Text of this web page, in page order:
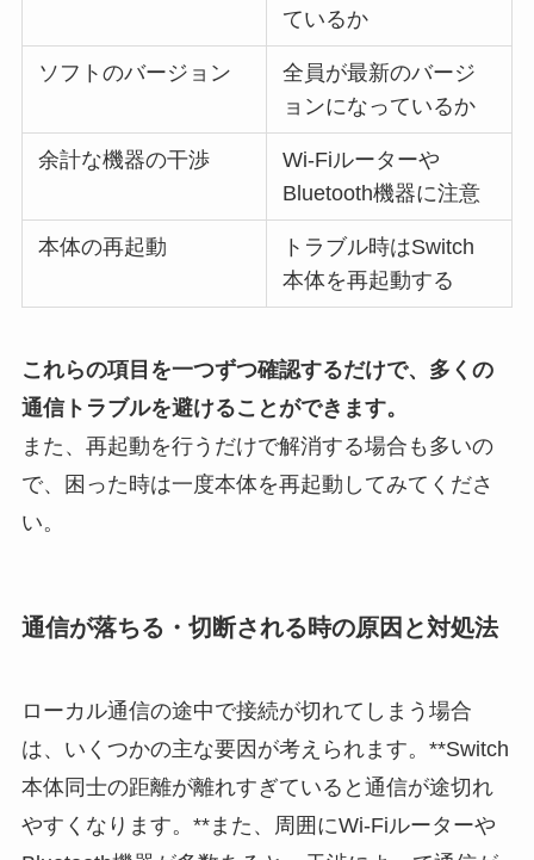
ているか
ソフトのバージョン
全員が最新のバージ
ョンになっているか
余計な機器の干渉
Wi-Fiルーターや
Bluetooth機器に注意
本体の再起動
トラブル時はSwitch
本体を再起動する
これらの項目を一つずつ確認するだけで、多くの
通信トラブルを避けることができます。
また、再起動を行うだけで解消する場合も多いの
で、困った時は一度本体を再起動してみてくださ
い。
通信が落ちる・切断される時の原因と対処法
ローカル通信の途中で接続が切れてしまう場合
は、いくつかの主な要因が考えられます。**Switch
本体同士の距離が離れすぎていると通信が途切れ
やすくなります。**また、周囲にWi-Fiルーターや